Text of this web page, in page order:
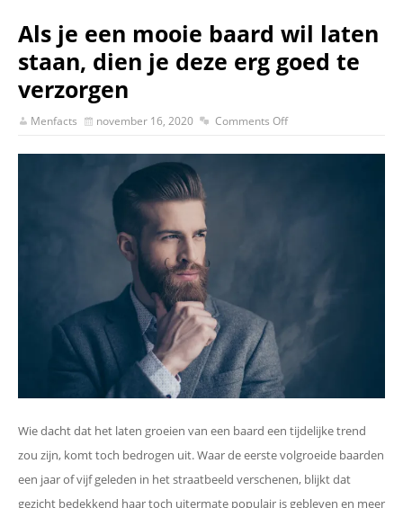
Als je een mooie baard wil laten
staan, dien je deze erg goed te
verzorgen
Menfacts november 16, 2020 Comments Off
Wie dacht dat het laten groeien van een baard een tijdelijke trend
zou zijn, komt toch bedrogen uit. Waar de eerste volgroeide baarden
een jaar of vijf geleden in het straatbeeld verschenen, blijkt dat
gezicht bedekkend haar toch uitermate populair is gebleven en meer